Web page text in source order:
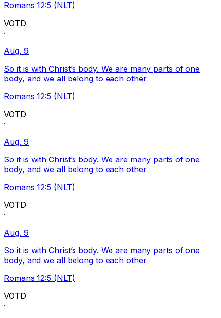
Romans 12:5 (NLT)
VOTD
·
Aug. 9
So it is with Christ’s body. We are many parts of one
body, and we all belong to each other.
Romans 12:5 (NLT)
VOTD
·
Aug. 9
So it is with Christ’s body. We are many parts of one
body, and we all belong to each other.
Romans 12:5 (NLT)
VOTD
·
Aug. 9
So it is with Christ’s body. We are many parts of one
body, and we all belong to each other.
Romans 12:5 (NLT)
VOTD
·